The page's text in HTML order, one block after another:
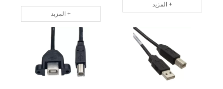
المزيد +
المزيد +